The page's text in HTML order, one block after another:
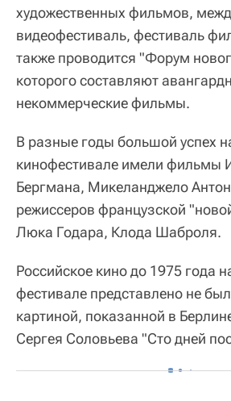
художественных фильмов,
видеофестиваль, фестиваль
также проводится "Форум
которого составляют
некоммерческие фильмы.
В разные годы большой успех
кинофестивале имели фильмы
Бергмана, Микеланджело
режиссеров французской
Люка Годара, Клода Шаброля.
Российское кино до 1975 года
фестивале представлено не
картиной, показанной в
Сергея Соловьева "Сто дней